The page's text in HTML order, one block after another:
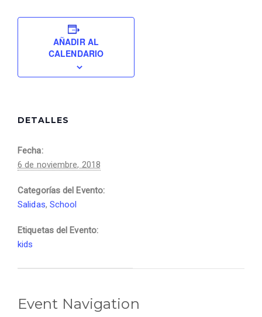
AÑADIR AL
CALENDARIO
DETALLES
Fecha:
6 de noviembre, 2018
Categorías del Evento:
Salidas, School
Etiquetas del Evento:
kids
Event Navigation